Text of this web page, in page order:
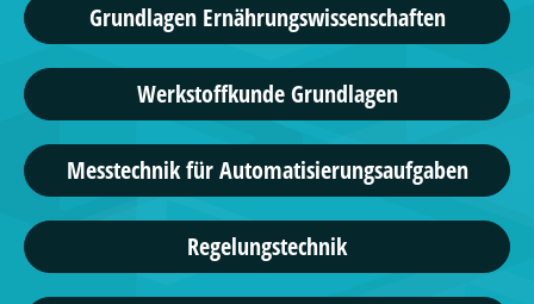
Grundlagen Ernährungswissenschaften
Werkstoffkunde Grundlagen
Messtechnik für Automatisierungsaufgaben
Regelungstechnik